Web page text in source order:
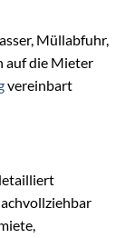
Müllabfuhr,
auf die Mieter
vereinbart